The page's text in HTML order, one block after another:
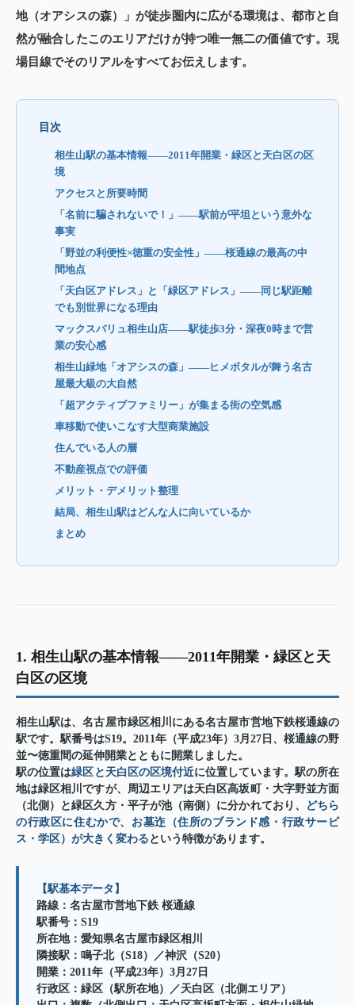
地（オアシスの森）」が徒歩圏内に広がる環境は、都市と自
然が融合したこのエリアだけが持つ唯一無二の価値です。現
場目線でそのリアルをすべてお伝えします。
目次
相生山駅の基本情報——2011年開業・緑区と天白区の区
境
アクセスと所要時間
「名前に騙されないで！」——駅前が平坦という意外な
事実
「野並の利便性×徳重の安全性」——桜通線の最高の中
間地点
「天白区アドレス」と「緑区アドレス」——同じ駅距離
でも別世界になる理由
マックスバリュ相生山店——駅徒歩3分・深夜0時まで営
業の安心感
相生山緑地「オアシスの森」——ヒメボタルが舞う名古
屋最大級の大自然
「超アクティブファミリー」が集まる街の空気感
車移動で使いこなす大型商業施設
住んでいる人の層
不動産視点での評価
メリット・デメリット整理
結局、相生山駅はどんな人に向いているか
まとめ
1. 相生山駅の基本情報——2011年開業・緑区と天
白区の区境
相生山駅は、名古屋市緑区相川にある名古屋市営地下鉄桜通線の
駅です。駅番号はS19。2011年（平成23年）3月27日、桜通線の野
並〜徳重間の延伸開業とともに開業しました。
駅の位置は緑区と天白区の区境付近に位置しています。駅の所在
地は緑区相川ですが、周辺エリアは天白区高坂町・大字野並方面
（北側）と緑区久方・平子が池（南側）に分かれており、
どちら
の行政区に住むかで、お墓迮（住所のブランド感・行政サービ
ス・学区）が大きく変わる という特徴があります。
【駅基本データ】
路線：名古屋市営地下鉄 桜通線
駅番号：S19
所在地：愛知県名古屋市緑区相川
隣接駅：鳴子北（S18）／神沢（S20）
開業：2011年（平成23年）3月27日
行政区：緑区（駅所在地）／天白区（北側エリア）